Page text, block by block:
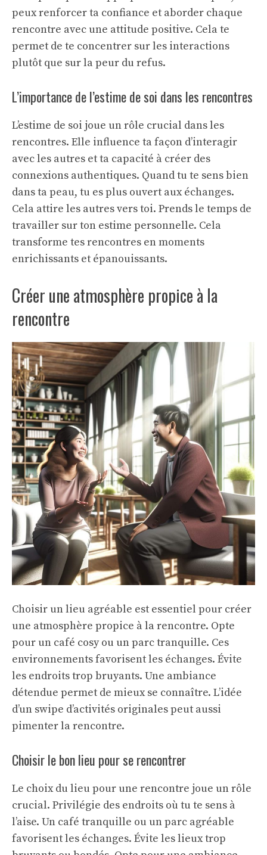
peux renforcer ta confiance et aborder chaque
rencontre avec une attitude positive. Cela te
permet de te concentrer sur les interactions
plutôt que sur la peur du refus.
L’importance de l’estime de soi dans les rencontres
L’estime de soi joue un rôle crucial dans les
rencontres. Elle influence ta façon d’interagir
avec les autres et ta capacité à créer des
connexions authentiques. Quand tu te sens bien
dans ta peau, tu es plus ouvert aux échanges.
Cela attire les autres vers toi. Prends le temps de
travailler sur ton estime personnelle. Cela
transforme tes rencontres en moments
enrichissants et épanouissants.
Créer une atmosphère propice à la
rencontre
Choisir un lieu agréable est essentiel pour créer
une atmosphère propice à la rencontre. Opte
pour un café cosy ou un parc tranquille. Ces
environnements favorisent les échanges. Évite
les endroits trop bruyants. Une ambiance
détendue permet de mieux se connaître. L’idée
d’un swipe d’activités originales peut aussi
pimenter la rencontre.
Choisir le bon lieu pour se rencontrer
Le choix du lieu pour une rencontre joue un rôle
crucial. Privilégie des endroits où tu te sens à
l’aise. Un café tranquille ou un parc agréable
favorisent les échanges. Évite les lieux trop